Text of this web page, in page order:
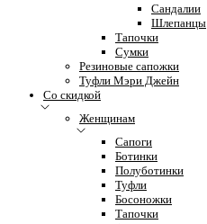
Сандалии
Шлепанцы
Тапочки
Сумки
Резиновые сапожки
Туфли Мэри Джейн
Со скидкой
Женщинам
Сапоги
Ботинки
Полуботинки
Туфли
Босоножки
Тапочки